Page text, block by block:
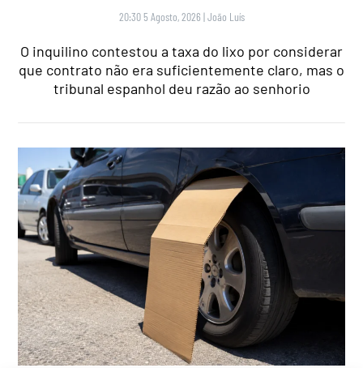
20:30 5 Agosto, 2026 |João Luís
O inquilino contestou a taxa do lixo por considerar
que contrato não era suficientemente claro, mas o
tribunal espanhol deu razão ao senhorio